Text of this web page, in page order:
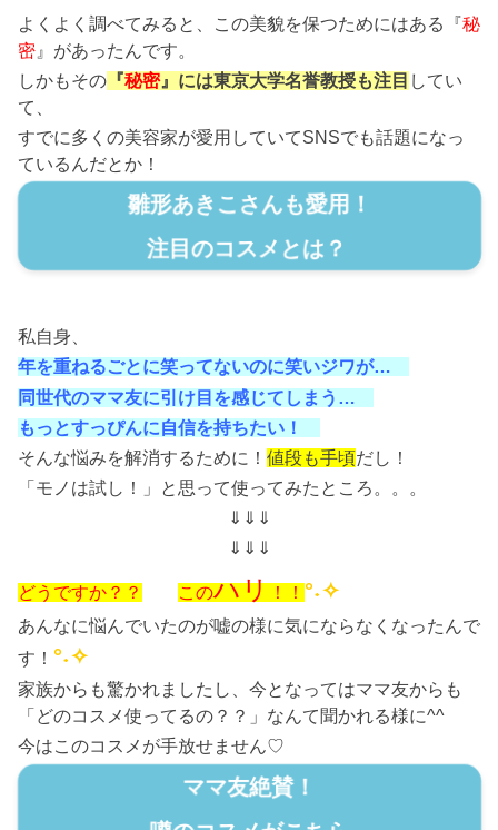
よくよく調べてみると、この美貌を保つためにはある『秘
密』があったんです。
しかもその『秘密』には東京大学名誉教授も注目 してい
て、
すでに多くの美容家が愛用していてSNSでも話題になっ
ているんだとか！
雛形あきこさんも愛用！
注目のコスメとは？
私自身、
年を重ねるごとに笑ってないのに笑いジワが…
同世代のママ友に引け目を感じてしまう…
もっとすっぴんに自信を持ちたい！
そんな悩みを解消するために！ 値段も手頃だし！
「モノは試し！」と思って使ってみたところ。。。
⇓⇓⇓
⇓⇓⇓
どうですか？？ このハリ ！！ °˖✧
あんなに悩んでいたのが嘘の様に気にならなくなったんで
す！ °˖✧
家族からも驚かれましたし、今となってはママ友からも
「どのコスメ使ってるの？？」なんて聞かれる様に^^
今はこのコスメが手放せません♡
ママ友絶賛！